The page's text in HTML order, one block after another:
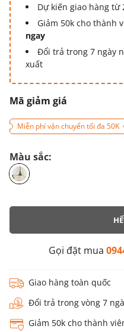
Dự kiến giao hàng từ
Giảm 50k cho thành
ngay
Đổi trả trong 7 ngày
xuất
Mã giảm giá
Miễn phí vận chuyển tối đa 50K
Màu sắc:
Gọi đặt mua
Giao hàng toàn quốc
Đổi trả trong vòng 7
Giảm 50k cho thành